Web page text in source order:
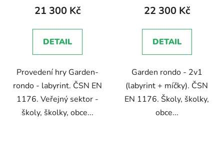
zaměstnanců
produktu
5,0
z
hvězdiček.
21 300 Kč
DETAIL
Provedení hry Garden-
rondo - labyrint. ČSN EN
1176. Veřejný sektor -
školy, školky, obce...
zaměstnanců
22 300 Kč
DETAIL
Garden rondo - 2v1
(labyrint + míčky). ČSN
EN 1176. Školy, školky,
obce...